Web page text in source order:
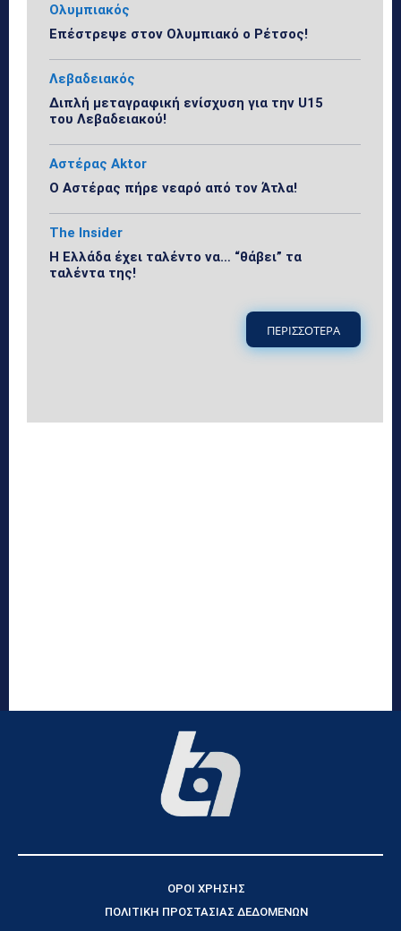
Ολυμπιακός
Επέστρεψε στον Ολυμπιακό ο Ρέτσος!
Λεβαδειακός
Διπλή μεταγραφική ενίσχυση για την U15
του Λεβαδειακού!
Αστέρας Aktor
Ο Αστέρας πήρε νεαρό από τον Άτλα!
The Insider
Η Ελλάδα έχει ταλέντο να… “θάβει” τα
ταλέντα της!
ΠΕΡΙΣΣΟΤΕΡΑ
ΟΡΟΙ ΧΡΗΣΗΣ
ΠΟΛΙΤΙΚΗ ΠΡΟΣΤΑΣΙΑΣ ΔΕΔΟΜΕΝΩΝ